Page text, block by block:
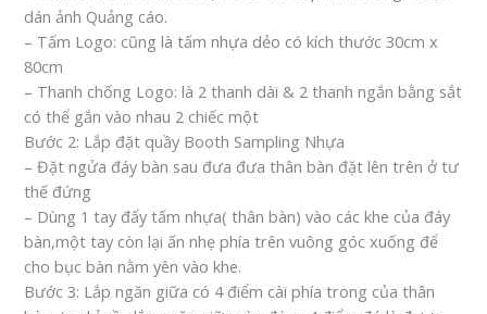
dán ảnh Quảng cáo.
– Tấm Logo: cũng là tấm nhựa dẻo có kích thước 30cm x
80cm
– Thanh chống Logo: là 2 thanh dài & 2 thanh ngắn bằng sắt
có thể gắn vào nhau 2 chiếc một
Bước 2: Lắp đặt quầy Booth Sampling Nhựa
– Đặt ngửa đáy bàn sau đưa đưa thân bàn đặt lên trên ở tư
thế đứng
– Dùng 1 tay đẩy tấm nhựa( thân bàn) vào các khe của đáy
bàn,một tay còn lại ấn nhẹ phía trên vuông góc xuống để
cho bục bàn nằm yên vào khe.
Bước 3: Lắp ngăn giữa có 4 điểm cài phía trong của thân